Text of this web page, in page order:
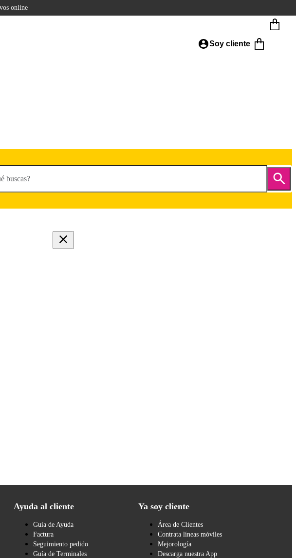
online
Soy cliente
buscas?
Ayuda al cliente
Guía de Ayuda
Factura
Seguimiento pedido
Guía de Terminales
Ya soy cliente
Área de Clientes
Contrata líneas móviles
Mejorología
Descarga nuestra App